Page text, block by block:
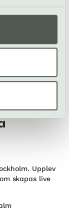
Upplev
skapas live